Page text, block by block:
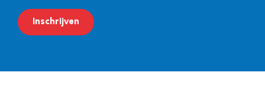
m
a
Inschrijven